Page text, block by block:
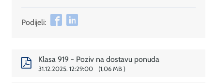
Podijeli:
Klasa 919 - Poziv na dostavu ponuda
31.12.2025. 12:29:00 1,06 MB